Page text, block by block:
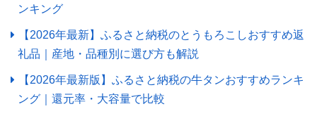
ンキング
【2026年最新】ふるさと納税のとうもろこしおすすめ返
礼品｜産地・品種別に選び方も解説
【2026年最新版】ふるさと納税の牛タンおすすめランキ
ング｜還元率・大容量で比較